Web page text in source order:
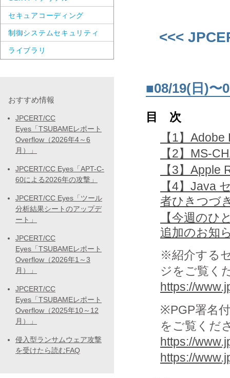
<<<
■08/19(日)〜
目 次
【1】
【2】MS-
【3】Apple
【4】Java
者ひきつづ
【今週のひ
追加のお知
※紹介する
ジをご覧く
https://
※PGP署名
をご覧くだ
https://
https://
セキュアコーディング
制御システムセキュリティ
ライブラリ
おすすめ情報
JPCERT/CC
Eyes「TSUBAMEレポート
Overflow（2026年4～6
月）」
JPCERT/CC Eyes「APT-C-
60による2026年の攻撃」
JPCERT/CC Eyes「ツール
分析結果シートのアップデ
ート」
JPCERT/CC
Eyes「TSUBAMEレポート
Overflow（2026年1～3
月）」
JPCERT/CC
Eyes「TSUBAMEレポート
Overflow（2025年10～12
月）」
侵入型ランサムウェア攻撃
を受けたら読むFAQ